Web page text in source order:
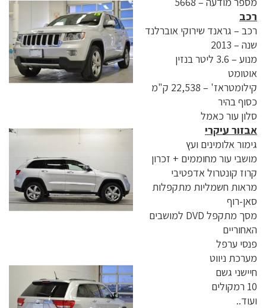
רכב
רכב – גראנד שירוקי אוברלנד
שנה – 2013
מנוע – 3.6 ליטר בנזין
אוטומט
קילומטראז' – 22,538 ק"מ
כסוף בהיר
סלון עור כאמל
אבזור עיקרי
גימור אלומינים ועץ
מושבי עור מחוממים + זכרון
קרוז קונטרול אדפטיבי
מראות חשמליות מתקפלות
סאן-רוף
מסך מתקפל DVD למושבים
האחוריים
פנסי ערפל
מערכת ניווט
חיישני גשם
10 רמקולים
ועוד..